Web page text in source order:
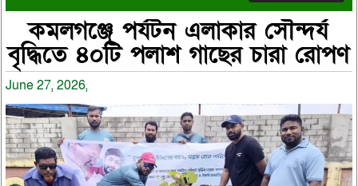
কমলগঞ্জে পর্যটন এলাকার সৌন্দর্য
বৃদ্ধিতে ৪০টি পলাশ গাছের চারা রোপণ
June 27, 2026,